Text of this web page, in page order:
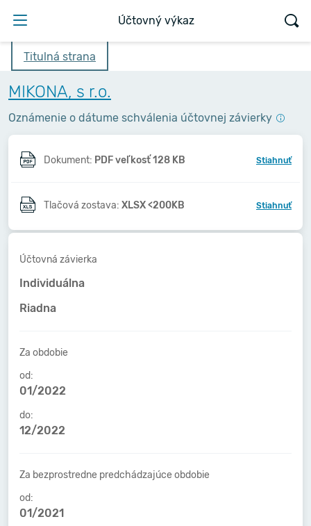
Účtovný výkaz
Titulná strana
MIKONA, s r.o.
Oznámenie o dátume schválenia účtovnej závierky
Dokument: PDF veľkosť 128 KB Stiahnuť
Tlačová zostava: XLSX <200KB Stiahnuť
Účtovná závierka
Individuálna
Riadna
Za obdobie
od:
01/2022
do:
12/2022
Za bezprostredne predchádzajúce obdobie
od:
01/2021